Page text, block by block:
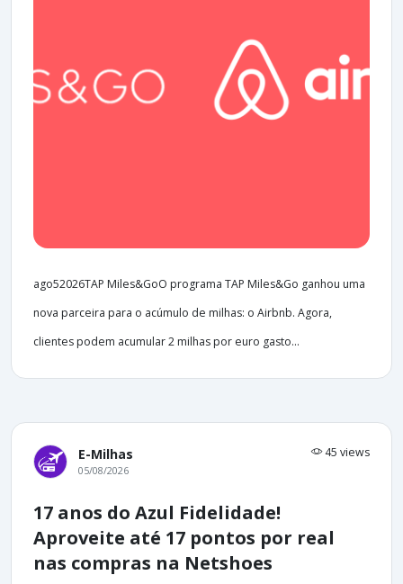
ago52026TAP Miles&GoO programa TAP Miles&Go ganhou uma
nova parceira para o acúmulo de milhas: o Airbnb. Agora,
clientes podem acumular 2 milhas por euro gasto...
E-Milhas 45 views
05/08/2026
17 anos do Azul Fidelidade!
Aproveite até 17 pontos por real
nas compras na Netshoes